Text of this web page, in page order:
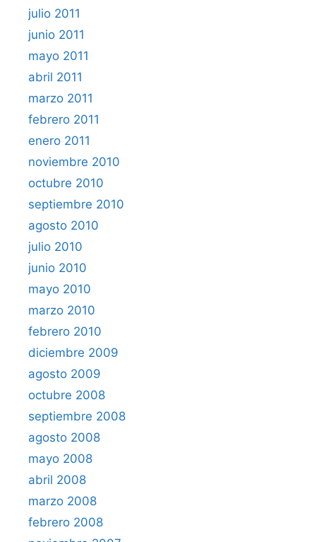
julio 2011
junio 2011
mayo 2011
abril 2011
marzo 2011
febrero 2011
enero 2011
noviembre 2010
octubre 2010
septiembre 2010
agosto 2010
julio 2010
junio 2010
mayo 2010
marzo 2010
febrero 2010
diciembre 2009
agosto 2009
octubre 2008
septiembre 2008
agosto 2008
mayo 2008
abril 2008
marzo 2008
febrero 2008